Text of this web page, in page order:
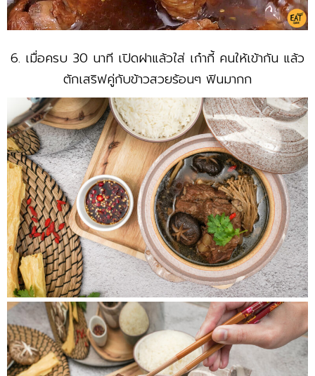
6. เมื่อครบ 30 นาที เปิดฝาแล้วใส่ เก๋ากี้ คนให้เข้ากัน แล้ว
ตักเสริฟคู่กับข้าวสวยร้อนๆ ฟินมากก